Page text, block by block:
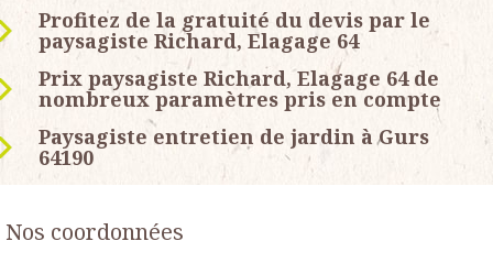
Profitez de la gratuité du devis par le
paysagiste Richard, Elagage 64
Prix paysagiste Richard, Elagage 64 de
nombreux paramètres pris en compte
Paysagiste entretien de jardin à Gurs
64190
Nos coordonnées